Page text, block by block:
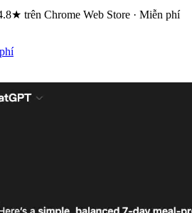
trên Chrome Web Store · Miễn phí